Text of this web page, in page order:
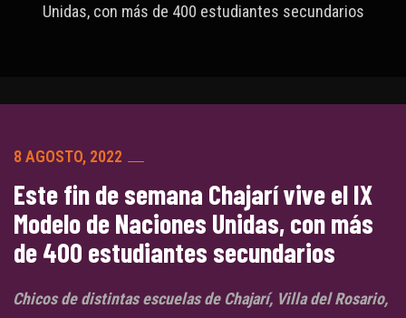
Unidas, con más de 400 estudiantes secundarios
8 AGOSTO, 2022
Este fin de semana Chajarí vive el IX
Modelo de Naciones Unidas, con más
de 400 estudiantes secundarios
Chicos de distintas escuelas de Chajarí, Villa del Rosario,